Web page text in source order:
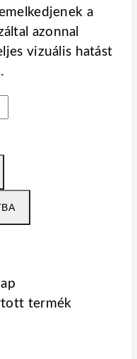
a
azonnal
vizuális hatást
termék